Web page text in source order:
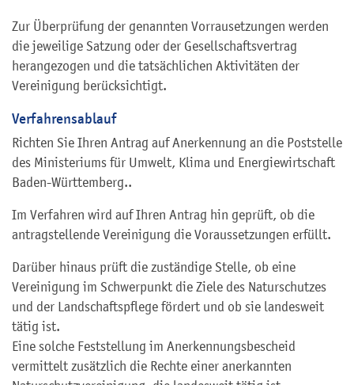
Zur Überprüfung der genannten Vorrausetzungen werden
die jeweilige Satzung oder der Gesellschaftsvertrag
herangezogen und die tatsächlichen Aktivitäten der
Vereinigung berücksichtigt.
Verfahrensablauf
Richten Sie Ihren Antrag auf Anerkennung an die Poststelle
des Ministeriums für Umwelt, Klima und Energiewirtschaft
Baden-Württemberg..
Im Verfahren wird auf Ihren Antrag hin geprüft, ob die
antragstellende Vereinigung die Voraussetzungen erfüllt.
Darüber hinaus prüft die zuständige Stelle, ob eine
Vereinigung im Schwerpunkt die Ziele des Naturschutzes
und der Landschaftspflege fördert und ob sie landesweit
tätig ist.
Eine solche Feststellung im Anerkennungsbescheid
vermittelt zusätzlich die Rechte einer anerkannten